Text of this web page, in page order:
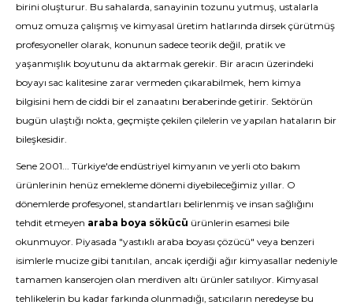
birini oluşturur. Bu sahalarda, sanayinin tozunu yutmuş, ustalarla
omuz omuza çalışmış ve kimyasal üretim hatlarında dirsek çürütmüş
profesyoneller olarak, konunun sadece teorik değil, pratik ve
yaşanmışlık boyutunu da aktarmak gerekir. Bir aracın üzerindeki
boyayı sac kalitesine zarar vermeden çıkarabilmek, hem kimya
bilgisini hem de ciddi bir el zanaatını beraberinde getirir. Sektörün
bugün ulaştığı nokta, geçmişte çekilen çilelerin ve yapılan hataların bir
bileşkesidir.
Sene 2001... Türkiye'de endüstriyel kimyanın ve yerli oto bakım
ürünlerinin henüz emekleme dönemi diyebileceğimiz yıllar. O
dönemlerde profesyonel, standartları belirlenmiş ve insan sağlığını
tehdit etmeyen araba boya sökücü ürünlerin esamesi bile
okunmuyor. Piyasada "yastıklı araba boyası çözücü" veya benzeri
isimlerle mucize gibi tanıtılan, ancak içerdiği ağır kimyasallar nedeniyle
tamamen kanserojen olan merdiven altı ürünler satılıyor. Kimyasal
tehlikelerin bu kadar farkında olunmadığı, satıcıların neredeyse bu